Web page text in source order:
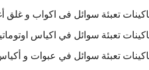
تعبئة سوائل فى اكواب و غلق
تعبئة سوائل في اكياس
تعبئة سوائل في عبوات و